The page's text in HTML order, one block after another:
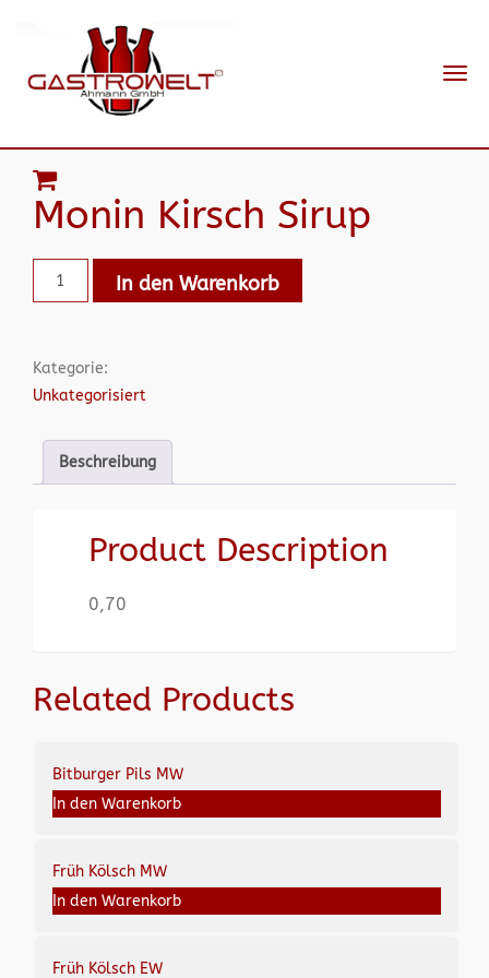
Monin Kirsch Sirup
In den Warenkorb
Kategorie:
Unkategorisiert
Beschreibung
Product Description
0,70
Related Products
Bitburger Pils MW
In den Warenkorb
Früh Kölsch MW
In den Warenkorb
Früh Kölsch EW